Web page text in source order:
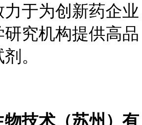
于为创新药企业
研究机构提供高品
。
技术（苏州）有